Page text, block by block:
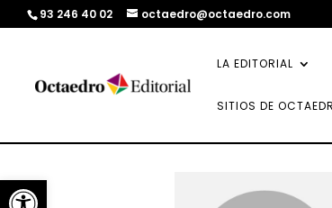
Abrir barra de herramientas
93 246 40 02 octaedro@octaedro.com
LA EDITORIAL
SITIOS DE